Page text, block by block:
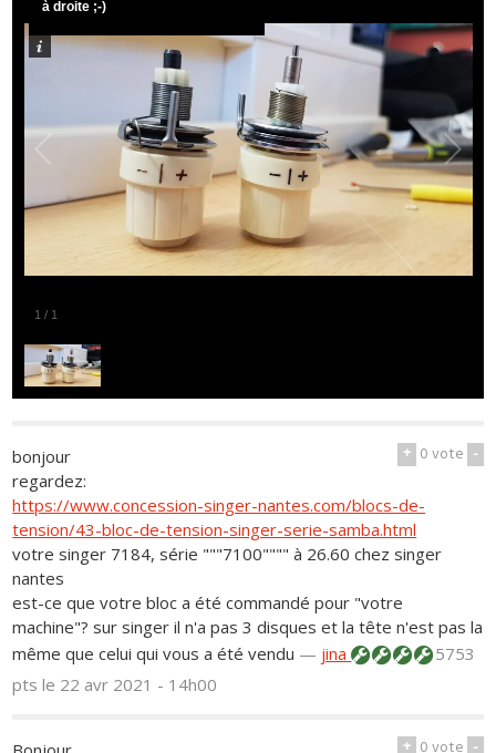
1 / 1
à droite ;-)
+ 0vote -
bonjour
regardez:
https://www.concession-singer-nantes.com/blocs-de-
tension/43-bloc-de-tension-singer-serie-samba.html
votre singer 7184, série """7100"""" à 26.60 chez singer
nantes
est-ce que votre bloc a été commandé pour "votre
machine"? sur singer il n'a pas 3 disques et la tête n'est pas la
même que celui qui vous a été vendu — jina
5753
ptsle 22 avr 2021 - 14h00
+ 0vote -